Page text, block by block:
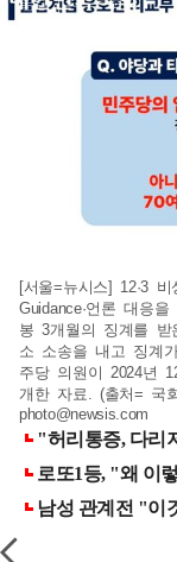
[서울=뉴시스] 12·3
Guidance·언론 대응
봉 3개월의 징계를
소 소송을 내고 징계
주당 의원이 2024년
개한 자료. (출처= 국
photo@newsis.com